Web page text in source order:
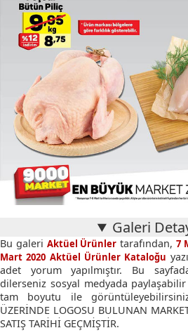
Galeri
Bu galeri Aktüel Ürünler tarafından, 7
Mart 2020 Aktüel Ürünler Kataloğu
adet yorum yapılmıştır. Bu
dilerseniz sosyal medyada
tam boyutu ile görüntüleyebilirsiniz
ÜZERİNDE LOGOSU BULUNAN
SATIŞ TARİHİ GEÇMİŞTİR.